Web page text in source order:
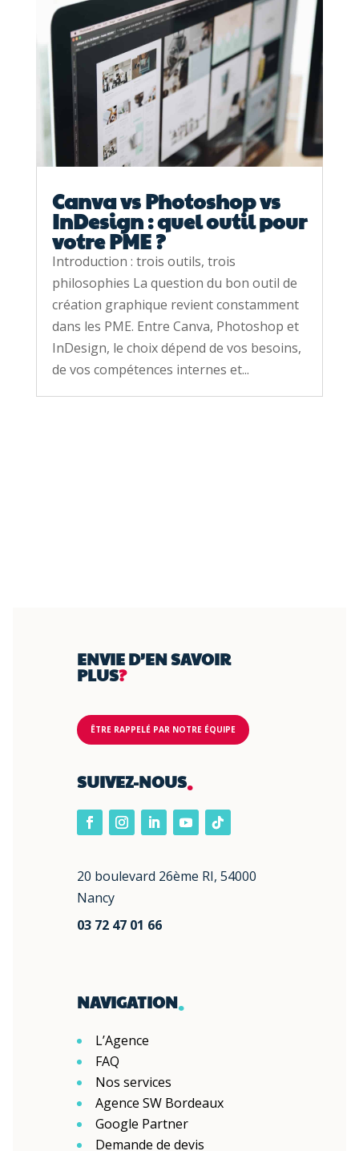
Canva vs Photoshop vs
InDesign : quel outil pour
votre PME ?
Introduction : trois outils, trois
philosophies La question du bon outil de
création graphique revient constamment
dans les PME. Entre Canva, Photoshop et
InDesign, le choix dépend de vos besoins,
de vos compétences internes et...
ENVIE D’EN SAVOIR
PLUS?
ÊTRE RAPPELÉ PAR NOTRE ÉQUIPE
SUIVEZ-NOUS.
20 boulevard 26ème RI, 54000
Nancy
03 72 47 01 66
NAVIGATION.
L’Agence
FAQ
Nos services
Agence SW Bordeaux
Google Partner
Demande de devis